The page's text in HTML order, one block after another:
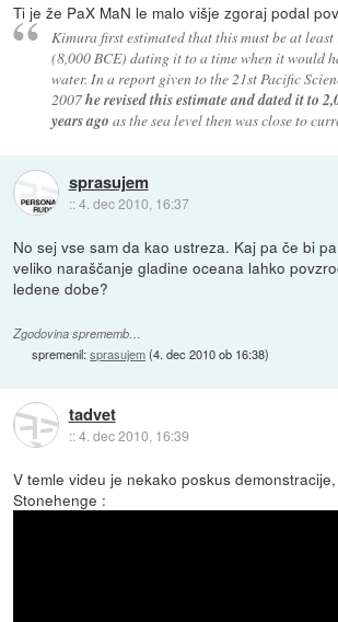
Ti je že PaX MaN le malo višje zgoraj podal
Kimura first estimated that this must be at least
(8,000 BCE) dating it to a time when it would
water. In a report given to the 21st Pacific
2007he revised this estimate and dated it to
years ago as the sea level then was close to
sprasujem
::4. dec 2010, 16:37
No sej vse sam da kao ustreza. Kaj pa če bi
veliko naraščanje gladine oceana lahko
ledene dobe?
Zgodovina sprememb…
spremenil:sprasujem(4. dec 2010 ob 16:38)
tadvet
::4. dec 2010, 16:39
V temle videu je nekako poskus
Stonehenge :